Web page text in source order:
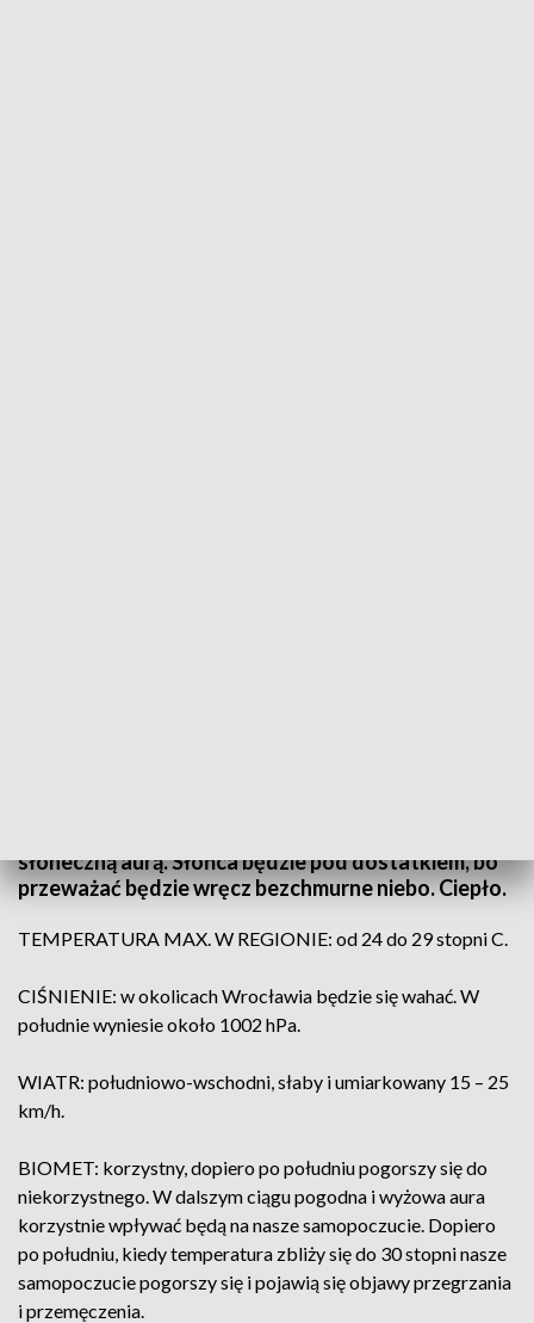
słoneczną aurą. Słońca będzie pod dostatkiem, bo
przeważać będzie wręcz bezchmurne niebo. Ciepło.
TEMPERATURA MAX. W REGIONIE: od 24 do 29 stopni C.
CIŚNIENIE: w okolicach Wrocławia będzie się wahać. W
południe wyniesie około 1002 hPa.
WIATR: południowo-wschodni, słaby i umiarkowany 15 – 25
km/h.
BIOMET: korzystny, dopiero po południu pogorszy się do
niekorzystnego. W dalszym ciągu pogodna i wyżowa aura
korzystnie wpływać będą na nasze samopoczucie. Dopiero
po południu, kiedy temperatura zbliży się do 30 stopni nasze
samopoczucie pogorszy się i pojawią się objawy przegrzania
i przemęczenia.